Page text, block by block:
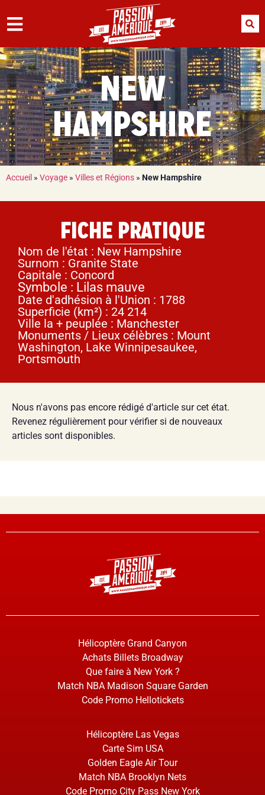
NEW
HAMPSHIRE
Accueil » Voyage » Villes et Régions » New Hampshire
Nous n'avons pas encore rédigé d'article sur cet état.
Revenez régulièrement pour vérifier si de nouveaux
articles sont disponibles.
FICHE PRATIQUE
Nom de l'état : New Hampshire
Surnom : Granite State
Capitale : Concord
Symbole : Lilas mauve
Date d'adhésion à l'Union : 1788
Superficie (km²) : 24 214
Ville la + peuplée : Manchester
Monuments / Lieux célèbres : Mount
Washington, Lake Winnipesaukee,
Portsmouth
Hélicoptère Grand Canyon
Achats Billets Broadway
Que faire à New York ?
Match NBA Madison Square Garden
Code Promo Hellotickets
Hélicoptère Las Vegas
Carte Sim USA
Golden Eagle Air Tour
Match NBA Brooklyn Nets
Code Promo City Pass New York